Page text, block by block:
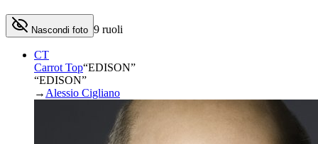
Nascondi foto 9 ruoli
CT
Carrot Top“EDISON”
“EDISON”
→ Alessio Cigliano